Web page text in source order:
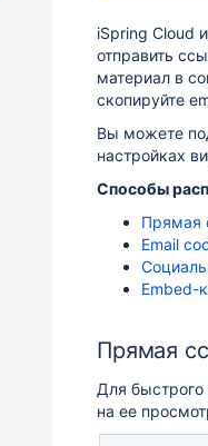
iSpring Cloud
отправить
материал в
скопируйте
Вы можете
настройках
Способы
Прямая
Email
Embed-
Прямая
Для быстрого
на ее